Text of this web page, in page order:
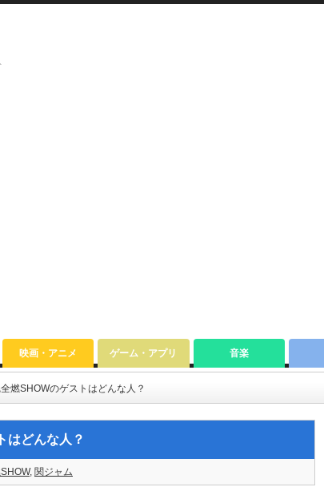
映画・アニメ ゲーム・アプリ 音楽
燃SHOWのゲストはどんな人？
はどんな人？
, 関ジャム